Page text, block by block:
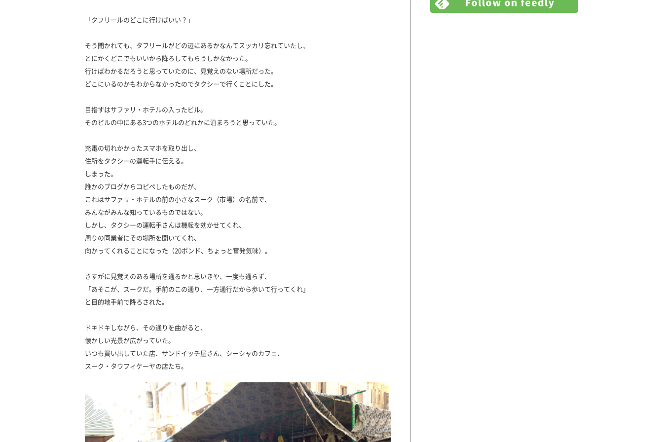
「タフリールのどこに行けばいい？」
そう聞かれても、タフリールがどの辺にあるかなんてスッカリ忘れていたし、
とにかくどこでもいいから降ろしてもらうしかなかった。
行けばわかるだろうと思っていたのに、見覚えのない場所だった。
どこにいるのかもわからなかったのでタクシーで行くことにした。
目指すはサファリ・ホテルの入ったビル。
そのビルの中にある3つのホテルのどれかに泊まろうと思っていた。
充電の切れかかったスマホを取り出し、
住所をタクシーの運転手に伝える。
しまった。
誰かのブログからコピペしたものだが、
これはサファリ・ホテルの前の小さなスーク（市場）の名前で、
みんながみんな知っているものではない。
しかし、タクシーの運転手さんは機転を効かせてくれ、
周りの同業者にその場所を聞いてくれ、
向かってくれることになった（20ポンド、ちょっと奮発気味）。
さすがに見覚えのある場所を通るかと思いきや、一度も通らず、
「あそこが、スークだ。手前のこの通り、一方通行だから歩いて行ってくれ」
と目的地手前で降ろされた。
ドキドキしながら、その通りを曲がると、
懐かしい光景が広がっていた。
いつも買い出していた店、サンドイッチ屋さん、シーシャのカフェ、
スーク・タウフィケーヤの店たち。